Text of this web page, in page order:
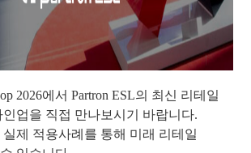
2026에서Partron ESL의 최신 리테일
업을 직접 만나보시기 바랍니다.
제 적용사례를 통해 미래 리테일